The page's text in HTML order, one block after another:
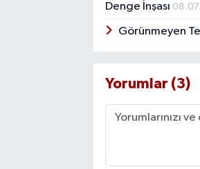
Denge İnşası
Görünmeyen
Yorumlar (3)